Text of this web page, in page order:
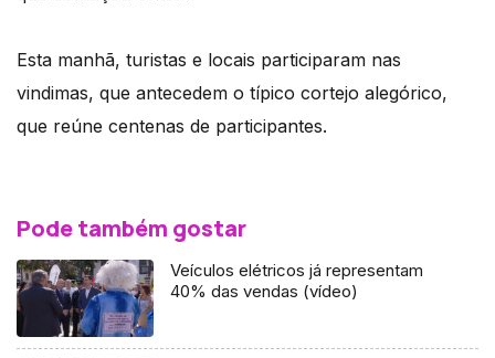
Esta manhã, turistas e locais participaram nas
vindimas, que antecedem o típico cortejo alegórico,
que reúne centenas de participantes.
Pode também gostar
Veículos elétricos já representam
40% das vendas (vídeo)